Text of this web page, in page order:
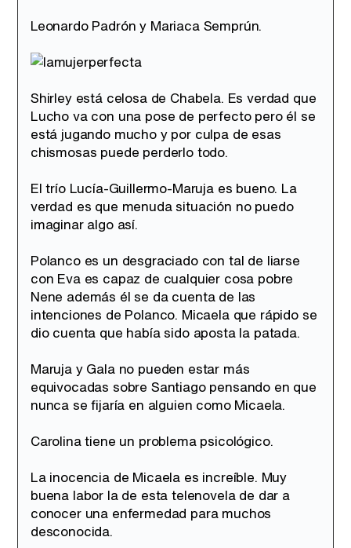
Leonardo Padrón y Mariaca Semprún.
Shirley está celosa de Chabela. Es verdad que
Lucho va con una pose de perfecto pero él se
está jugando mucho y por culpa de esas
chismosas puede perderlo todo.
El trío Lucía-Guillermo-Maruja es bueno. La
verdad es que menuda situación no puedo
imaginar algo así.
Polanco es un desgraciado con tal de liarse
con Eva es capaz de cualquier cosa pobre
Nene además él se da cuenta de las
intenciones de Polanco. Micaela que rápido se
dio cuenta que había sido aposta la patada.
Maruja y Gala no pueden estar más
equivocadas sobre Santiago pensando en que
nunca se fijaría en alguien como Micaela.
Carolina tiene un problema psicológico.
La inocencia de Micaela es increíble. Muy
buena labor la de esta telenovela de dar a
conocer una enfermedad para muchos
desconocida.